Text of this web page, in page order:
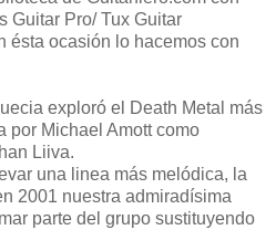
Guitar Pro/ Tux Guitar
ésta ocasión lo hacemos con
exploró el Death Metal más
por Michael Amott como
Liiva.
una linea más melódica, la
2001 nuestra admiradísima
parte del grupo sustituyendo